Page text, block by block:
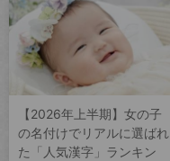
【2026年上半期】女の子
の名付けでリアルに選ばれ
た「人気漢字」ランキン